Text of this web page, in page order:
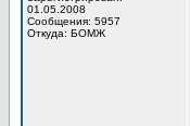
01.05.2008
Сообщения: 5957
Откуда: БОМЖ